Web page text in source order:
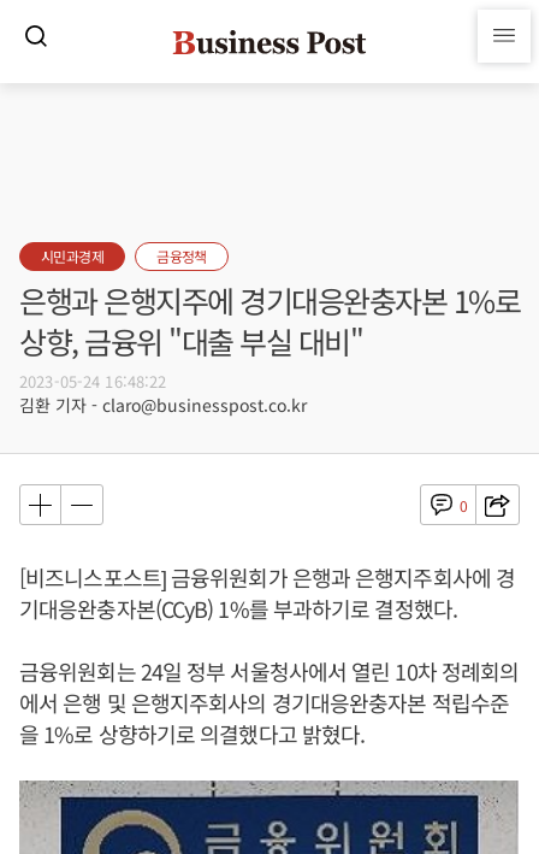
시민과경제 금융정책
은행과 은행지주에 경기대응완충자본 1%로
상향, 금융위 "대출 부실 대비"
2023-05-24 16:48:22
김환 기자 - claro@businesspost.co.kr
0
[비즈니스포스트] 금융위원회가 은행과 은행지주회사에 경
기대응완충자본(CCyB) 1%를 부과하기로 결정했다.
금융위원회는 24일 정부 서울청사에서 열린 10차 정례회의
에서 은행 및 은행지주회사의 경기대응완충자본 적립수준
을 1%로 상향하기로 의결했다고 밝혔다.